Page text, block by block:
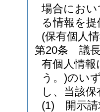
場合にお
る情報を
(保有個人
第20条
議
有個人情報
う。)のい
し、当該
(1)
開示